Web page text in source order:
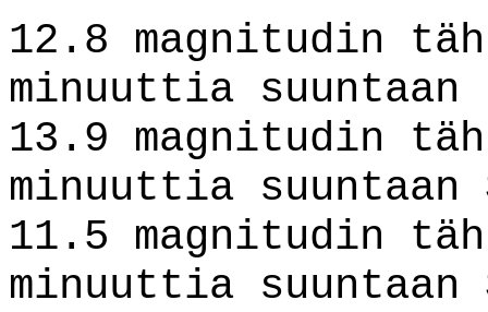
12.8 magnitudin
minuuttia suuntaan
13.9 magnitudin
minuuttia suuntaan
11.5 magnitudin
minuuttia suuntaan